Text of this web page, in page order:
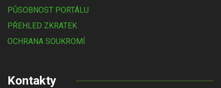
PŮSOBNOST PORTÁLU
PŘEHLED ZKRATEK
OCHRANA SOUKROMÍ
Kontakty